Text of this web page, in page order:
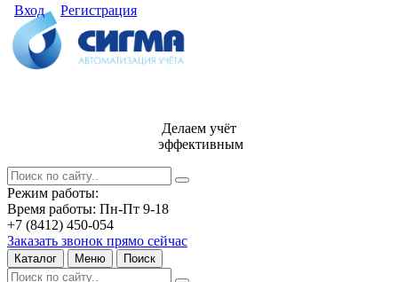
Вход Регистрация
Делаем учёт
эффективным
Режим работы:
Время работы: Пн-Пт 9-18
+7 (8412) 450-054
Заказать звонок прямо сейчас
Каталог Меню Поиск